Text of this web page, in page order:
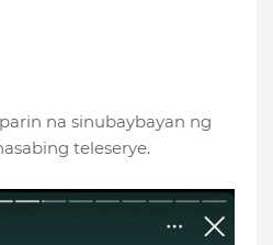
na sinubaybayan ng
teleserye.